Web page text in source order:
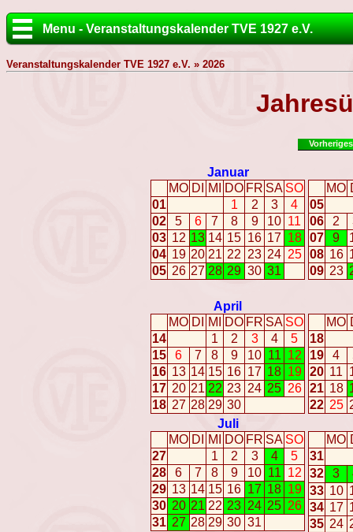
Menu - Veranstaltungskalender TVE 1927 e.V.
Veranstaltungskalender TVE 1927 e.V. » 2026
Januar
MO DI MI DO FR SA SO
01
1 2 3
4
02
5 6 7 8 9 10 11
03 12 13 14 15 16 17 18
04 19 20 21 22 23 24 25
05 26 27 28 29 30 31
MO
05
06
2
07
9
08 16
09 23
April
MO DI MI DO FR SA SO
14
1 2 3 4
5
15
6 7 8 9 10 11 12
16 13 14 15 16 17 18 19
17 20 21 22 23 24 25 26
18 27 28 29 30
MO
18
19
4
20 11
21 18
22 25
Juli
MO DI MI DO FR SA SO
27
1 2 3 4
5
28
6 7 8 9 10 11 12
29 13 14 15 16 17 18 19
30 20 21 22 23 24 25 26
31 27 28 29 30 31
MO
31
32
3
33 10
34 17
35 24